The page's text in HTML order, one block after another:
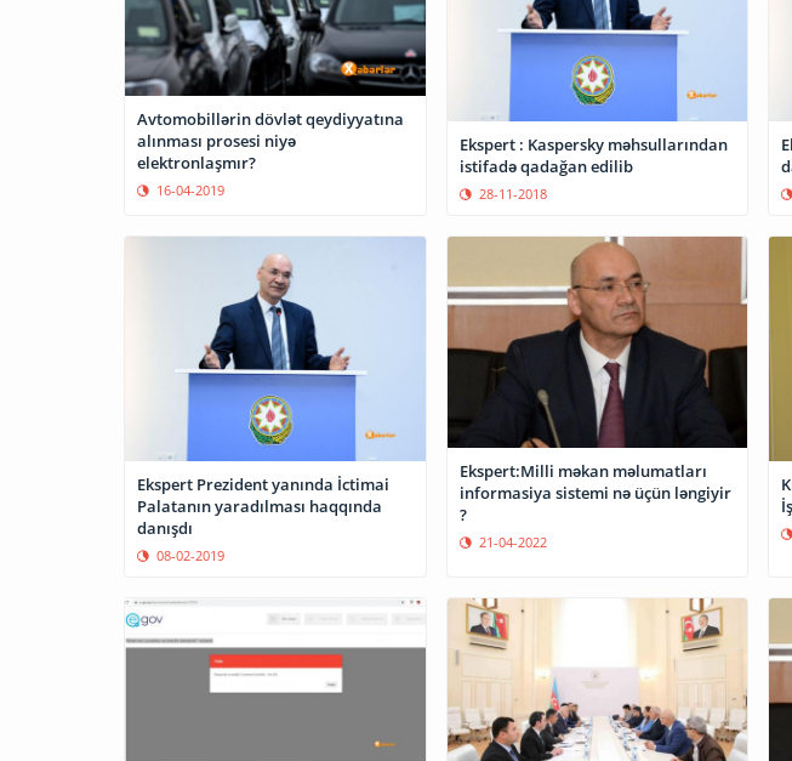
Avtomobillərin dövlət qeydiyyatına
alınması prosesi niyə
elektronlaşmır?
16-04-2019
Ekspert : Kaspersky məhsullarından
istifadə qadağan edilib
28-11-2018
Ekspert Prezident yanında İctimai
Palatanın yaradılması haqqında
danışdı
08-02-2019
Ekspert:Milli məkan məlumatları
informasiya sistemi nə üçün ləngiyir
?
21-04-2022